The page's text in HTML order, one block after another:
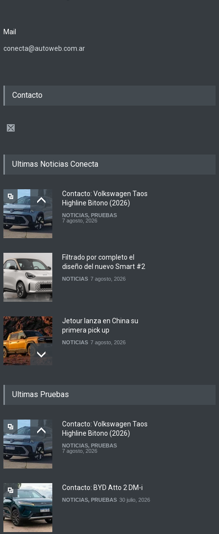
Mail
conecta@autoweb.com.ar
Contacto
Ultimas Noticias Conecta
Contacto: Volkswagen Taos
Highline Bitono (2026)
NOTICIAS, PRUEBAS
7 agosto, 2026
Filtrado por completo el
diseño del nuevo Smart #2
NOTICIAS 7 agosto, 2026
Jetour lanza en China su
primera pick up
NOTICIAS 7 agosto, 2026
renovadas S2 y Skua 150 en
7 agosto, 2026
Argentina y Ecuador
Ultimas Pruebas
Contacto: Volkswagen Taos
Highline Bitono (2026)
NOTICIAS, PRUEBAS
7 agosto, 2026
Contacto: BYD Atto 2 DM-i
NOTICIAS, PRUEBAS 30 julio, 2026